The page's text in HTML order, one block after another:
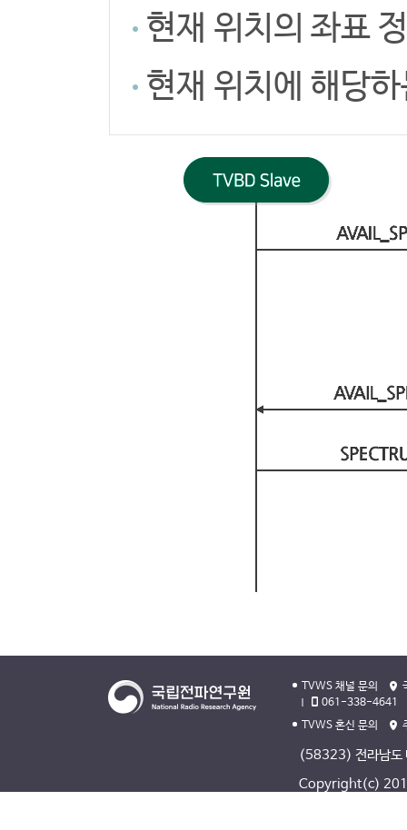
현재 위치의 좌표
현재 위치에 해당
TVWS 채널 문의
061-338-4641
TVWS 혼신 문의
(58323) 전라남도
Copyright(c)